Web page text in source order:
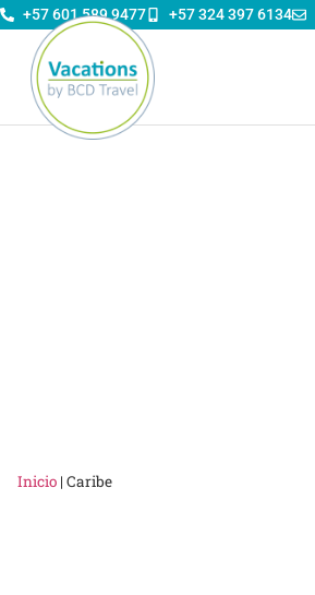
+57 601 589 9477 +57 324 397 6134
Inicio | Caribe